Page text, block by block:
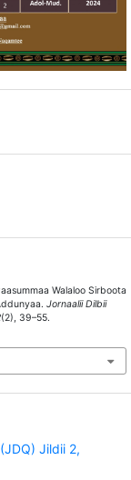
Walaloo Sirboota
Jornaalii Dilbii
(2), 39–55.
Jildii 2,